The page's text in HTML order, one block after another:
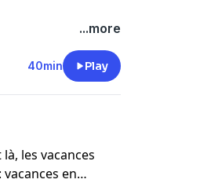
...more
40min Play
les vacances
en